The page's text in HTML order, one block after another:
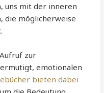
uns mit der inneren
die möglicherweise
zur
emotionalen
bieten dabei